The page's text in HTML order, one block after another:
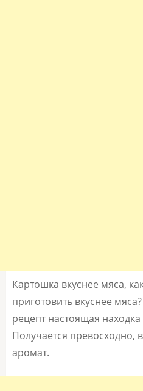
Картошка вкуснее мяса,
приготовить вкуснее
рецепт настоящая
Получается превосходно,
аромат.